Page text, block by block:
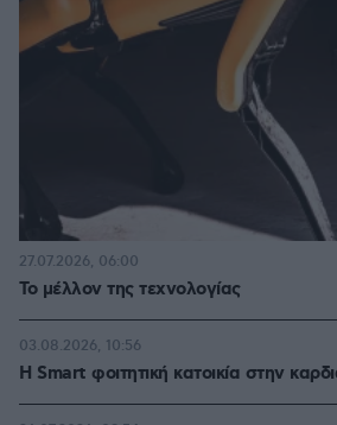
Το μέλλον της τεχνολογίας
27.07.2026, 06:00
Η Smart φοιτητική κατοικία στην
03.08.2026, 10:56